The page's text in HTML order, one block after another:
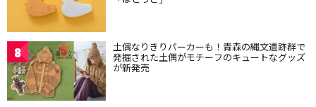
8 土偶なりきりパーカーも！青森の縄文遺跡群で
発掘された土偶がモチーフのキュートなグッズ
が新発売